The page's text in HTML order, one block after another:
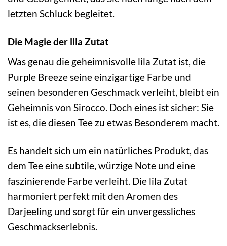
letzten Schluck begleitet.
Die Magie der lila Zutat
Was genau die geheimnisvolle lila Zutat ist, die
Purple Breeze seine einzigartige Farbe und
seinen besonderen Geschmack verleiht, bleibt ein
Geheimnis von Sirocco. Doch eines ist sicher: Sie
ist es, die diesen Tee zu etwas Besonderem macht.
Es handelt sich um ein natürliches Produkt, das
dem Tee eine subtile, würzige Note und eine
faszinierende Farbe verleiht. Die lila Zutat
harmoniert perfekt mit den Aromen des
Darjeeling und sorgt für ein unvergessliches
Geschmackserlebnis.